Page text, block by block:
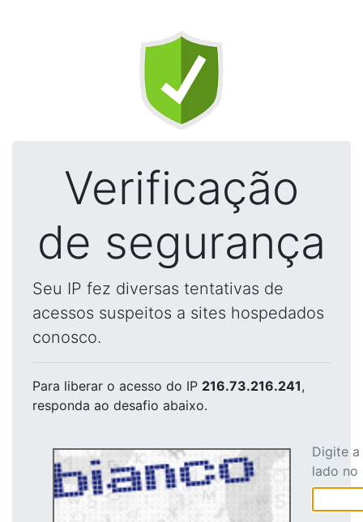
Verificação
de segurança
Seu IP fez diversas tentativas de
acessos suspeitos a sites hospedados
conosco.
Para liberar o acesso do IP 216.73.216.241,
responda ao desafio abaixo.
Digite
lado no